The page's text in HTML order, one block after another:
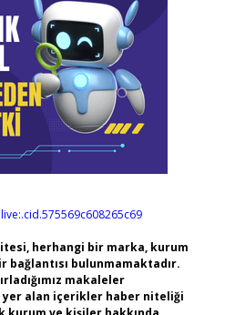
live:.cid.575569c608265c69
herhangi bir marka, kurum
bağlantısı bulunmamaktadır.
makaleler
yer alan içerikler haber niteliği